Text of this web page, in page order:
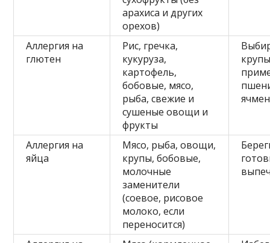
арахиса и других
орехов)
Аллергия на
глютен
Рис, гречка,
кукуруза,
картофель,
бобовые, мясо,
рыба, свежие и
сушеные овощи и
фрукты
Аллергия на
яйца
Мясо, рыба, овощи,
крупы, бобовые,
молочные
заменители
(соевое, рисовое
молоко, если
переносится)